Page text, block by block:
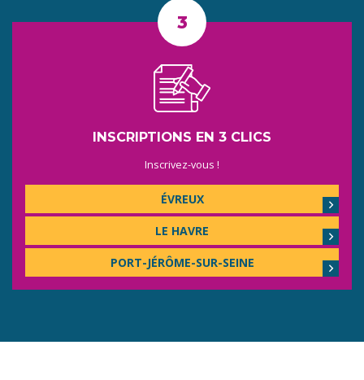
INSCRIPTIONS EN 3 CLICS
Inscrivez-vous !
ÉVREUX
LE HAVRE
PORT-JÉRÔME-SUR-SEINE